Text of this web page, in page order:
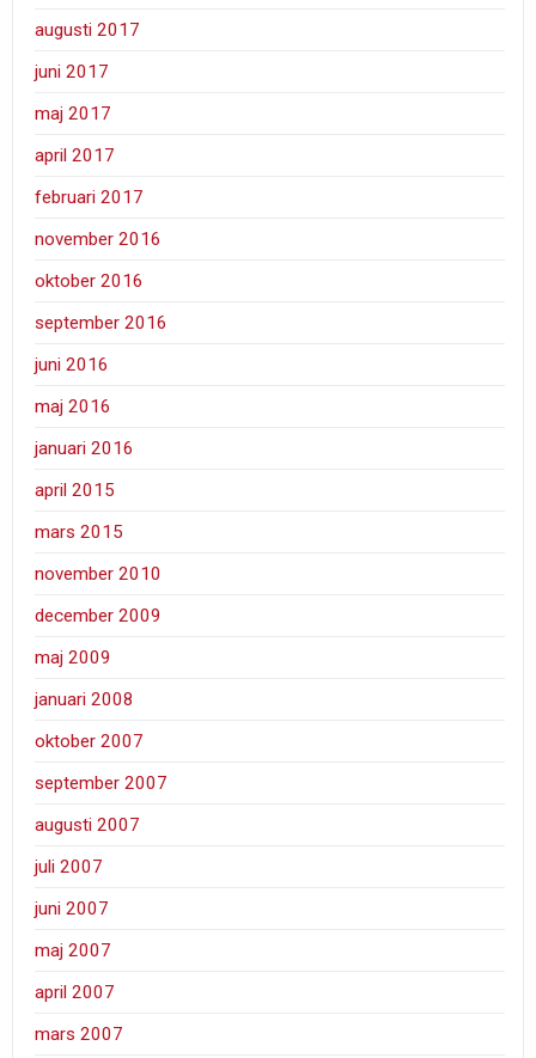
augusti 2017
juni 2017
maj 2017
april 2017
februari 2017
november 2016
oktober 2016
september 2016
juni 2016
maj 2016
januari 2016
april 2015
mars 2015
november 2010
december 2009
maj 2009
januari 2008
oktober 2007
september 2007
augusti 2007
juli 2007
juni 2007
maj 2007
april 2007
mars 2007